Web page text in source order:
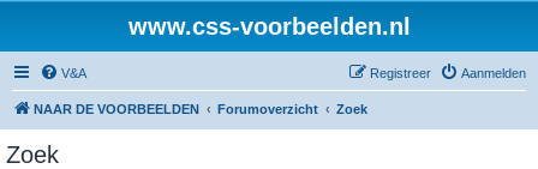
www.css-voorbeelden.nl
V&A Aanmelden
Registreer
NAAR DE VOORBEELDEN Forumoverzicht Zoek
Zoek